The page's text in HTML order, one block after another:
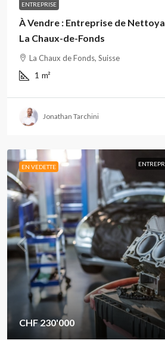
ENTREPRISE
À Vendre : Entreprise de
La Chaux-de-Fonds
La Chaux de Fonds, Suisse
1 m²
Jonathan Tarchini
EN VEDETTE
CHF 230'000